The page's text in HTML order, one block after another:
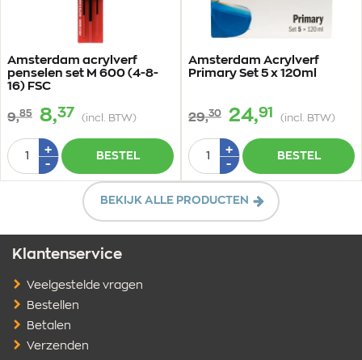
Amsterdam acrylverf
penselen set M 600 (4-8-
16) FSC
9,85 8,37 (incl. BTW)
Aantal
+Plus
-Min
1
BESTEL
Amsterdam Acrylverf
Primary Set 5 x 120ml
29,30 24,91 (incl. BTW)
Aantal
+Plus
-Min
1
BESTEL
BEKIJK ALLE PRODUCTEN
Klantenservice
Veelgestelde vragen
Bestellen
Betalen
Verzenden